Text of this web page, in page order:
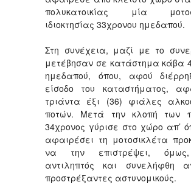
πολυκατοικίας μία
ιδιοκτησίας 33χρονου ημεδαπού.
Στη συνέχεια, μαζί με το
μετέβησαν σε κατάστημα κάβα
ημεδαπού, όπου, αφού
είσοδο του καταστήματος,
τριάντα έξι (36) φιάλες
ποτών. Μετά την κλοπή των
34χρονος γύρισε στο χώρο απ’
αφαιρέσει τη μοτοσικλέτα
να την επιστρέψει,
αντιληπτός και συνελήφθη
προστρέξαντες αστυνομικούς.